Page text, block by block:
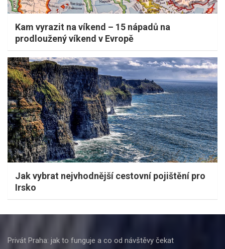
Kam vyrazit na víkend – 15 nápadů na
prodloužený víkend v Evropě
Jak vybrat nejvhodnější cestovní pojištění pro
Irsko
Privát Praha: jak to funguje a co od návštěvy čekat